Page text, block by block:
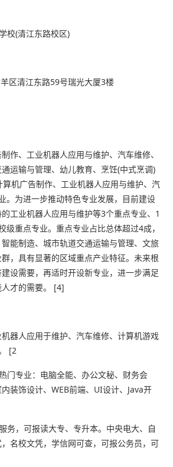
校(清江东路校区)
区清江东路59号瑞光大厦3楼
作、工业机器人应用与维护、汽车维修、
运输与管理、幼儿教育、烹饪(中式烹调)
机广告制作、工业机器人应用与维护、汽
。为进一步推动特色专业发展，目前建设
工业机器人应用与维护等3个重点专业、1
级重点专业。重点专业占比总体超过4成，
能制造、城市轨道交通运输与管理、文旅
，具有显著的区域重点产业特征。未来根
设需要，再适时开设新专业，进一步满足
才的需要。 [4]
器人应用于维护、汽车维修、计算机游戏
[2
门专业：电脑全能、办公文秘、财务会
装饰设计、WEB前端、UI设计、Java开
务，可报读大专、专升本。中央电大、自
名校文凭，学信网可查，可报公务员，可